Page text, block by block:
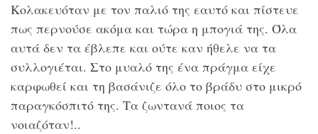
Κολακευόταν με τον παλιό της εαυτό και πίστευε
πως περνούσε ακόμα και τώρα η μπογιά της. Όλα
αυτά δεν τα έβλεπε και ούτε καν ήθελε να τα
συλλογιέται. Στο μυαλό της ένα πράγμα είχε
καρφωθεί και τη βασάνιζε όλο το βράδυ στο μικρό
παραγκόσπιτό της. Τα ζωντανά ποιος τα
νοιαζόταν!..